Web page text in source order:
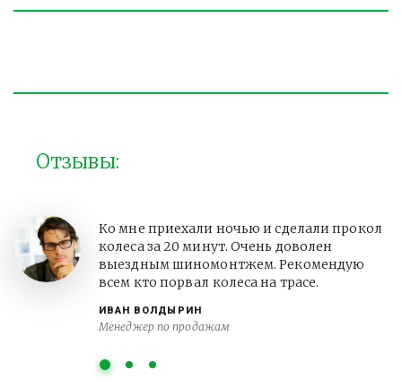
Отзывы:
ИВАН ВОЛДЫРИН
Менеджер по продажам
Ко мне приехали ночью и сделали прокол
колеса за 20 минут. Очень доволен
выездным шиномонтжем. Рекомендую
всем кто порвал колеса на трасе.